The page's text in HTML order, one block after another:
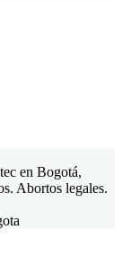
en Bogotá,
Abortos legales.